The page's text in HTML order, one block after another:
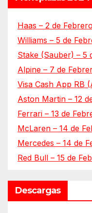
Haas – 2 de Febrero
Williams – 5 de
Stake (Sauber) – 5
Alpine – 7 de
Visa Cash App RB
Aston Martin – 12
Ferrari – 13 de
McLaren – 14 de
Mercedes – 14 de
Red Bull – 15 de
Descargas